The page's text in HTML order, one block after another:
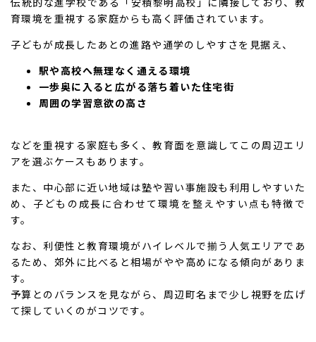
育環境を重視する家庭からも高く評価されています。
子どもが成長したあとの進路や通学のしやすさを見据え、
駅や高校へ無理なく通える環境
一歩奥に入ると広がる落ち着いた住宅街
周囲の学習意欲の高さ
などを重視する家庭も多く、教育面を意識してこの周辺エリ
アを選ぶケースもあります。
また、中心部に近い地域は塾や習い事施設も利用しやすいた
め、子どもの成長に合わせて環境を整えやすい点も特徴で
す。
なお、利便性と教育環境がハイレベルで揃う人気エリアであ
るため、郊外に比べると相場がやや高めになる傾向がありま
す。
予算とのバランスを見ながら、周辺町名まで少し視野を広げ
て探していくのがコツです。